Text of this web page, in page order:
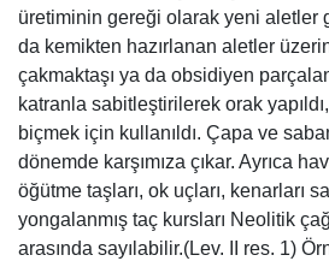
üretiminin gereği olarak yeni aletler
da kemikten hazırlanan aletler
çakmaktaşı ya da obsidiyen
katranla sabitleştirilerek orak
biçmek için kullanıldı. Çapa ve
dönemde karşımıza çıkar. Ayrıca
öğütme taşları, ok uçları, kenarları
yongalanmış taç kursları Neolitik
arasında sayılabilir.(Lev. II res. 1)